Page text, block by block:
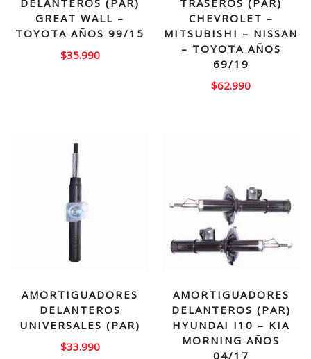
DELANTEROS (PAR)
GREAT WALL –
TOYOTA AÑOS 99/15
$35.990
TRASEROS (PAR)
CHEVROLET –
MITSUBISHI – NISSAN
– TOYOTA AÑOS
69/19
$62.990
AMORTIGUADORES
DELANTEROS
UNIVERSALES (PAR)
$33.990
AMORTIGUADORES
DELANTEROS (PAR)
HYUNDAI I10 – KIA
MORNING AÑOS
04/17